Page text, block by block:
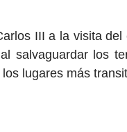
III a la visita del
salvaguardar los
lugares más